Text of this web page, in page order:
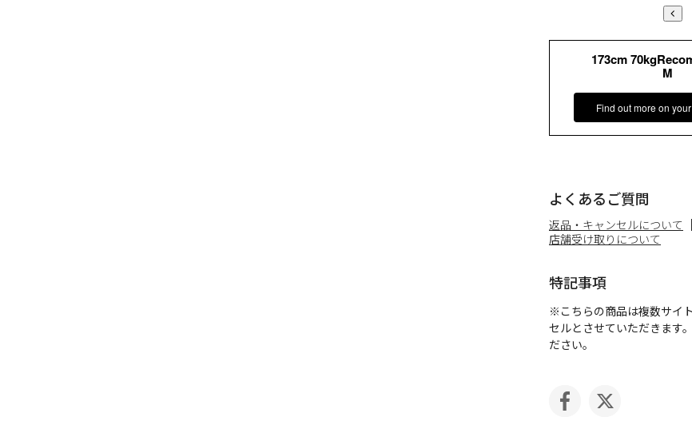
よくあるご質問
返品・キャンセルについて
店舗受け取りについて
特記事項
※こちらの商品は複数サイ
セルとさせていただきます
ださい。
173cm
M
Find out more on